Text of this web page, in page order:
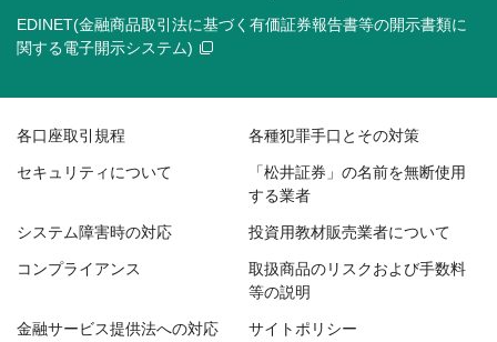
EDINET(金融商品取引法に基づく有価証券報告書等の開示書類に
関する電子開示システム)
各口座取引規程 各種犯罪手口とその対策
セキュリティについて
「松井証券」の名前を無断使用
する業者
システム障害時の対応 投資用教材販売業者について
コンプライアンス
取扱商品のリスクおよび手数料
等の説明
金融サービス提供法への対応 サイトポリシー